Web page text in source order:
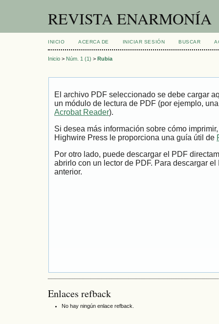
REVISTA ENARMONÍA
INICIO ACERCA DE INICIAR SESIÓN BUSCAR
Inicio > Núm. 1 (1) > Rubia
El archivo PDF seleccionado se debe cargar
un módulo de lectura de PDF (por ejemplo,
Acrobat Reader).
Si desea más información sobre cómo
Highwire Press le proporciona una guía útil de
Por otro lado, puede descargar el PDF
abrirlo con un lector de PDF. Para descargar
anterior.
Enlaces refback
No hay ningún enlace refback.